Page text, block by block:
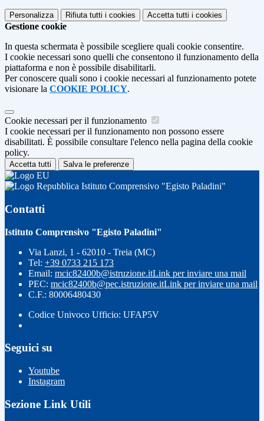
Personalizza Rifiuta tutti i cookies Accetta tutti i cookies
Gestione cookie
In questa schermata è possibile scegliere quali cookie consentire.
I cookie necessari sono quelli che consentono il funzionamento della
piattaforma e non è possibile disabilitarli.
Per conoscere quali sono i cookie necessari al funzionamento potete
visionare la COOKIE POLICY.
Cookie necessari per il funzionamento
I cookie necessari per il funzionamento non possono essere
disabilitati. È possibile consultare l'elenco nella pagina della cookie
policy.
Accetta tutti Salva le preferenze
Istituto Comprensivo "Egisto Paladini"
Contatti
Istituto Comprensivo "Egisto Paladini"
Via Lanzi, 1 - 62010 - Treia (MC)
Tel: +39 0733 215 173
Email: mcic82400b@istruzione.itLink per inviare una mail
PEC: mcic82400b@pec.istruzione.itLink per inviare una mail
C.F.: 80006480430
Codice Univoco Ufficio: UFAP5V
Seguici su
Youtube
Instagram
Sezione Link Utili